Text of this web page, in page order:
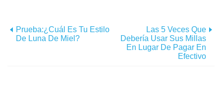
Prueba:¿Cuál Es Tu Estilo
De Luna De Miel?
Las 5 Veces Que
Debería Usar Sus Millas
En Lugar De Pagar En
Efectivo